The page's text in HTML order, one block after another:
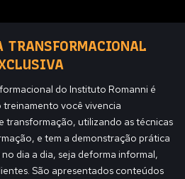
TRANSFORMACIONAL
do Instituto Romanni é
treinamento você vivencia
transformação, utilizando as técnicas
e tem a demonstração prática
dia a dia, seja deforma informal,
São apresentados conteúdos